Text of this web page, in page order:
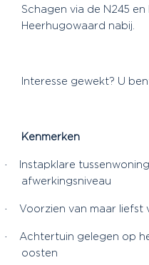
Schagen via de N245
Heerhugowaard nabij.
Interesse gewekt? U
Kenmerken
·
Instapklare
afwerkingsniveau
· Voorzien van maar liefst
·
Achtertuin gelegen op
oosten